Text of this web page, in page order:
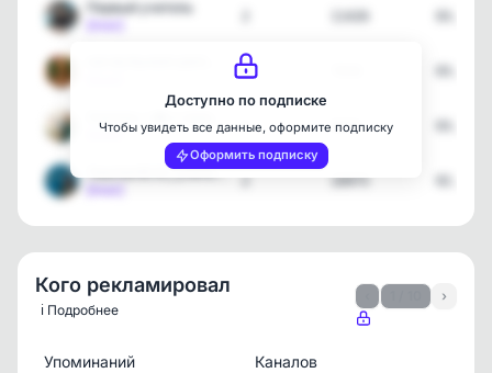
Первый учитель
3
[max]
5 8473
TeacherM.N.| учитель нач…
2 10975
Доступно по подписке
Чтобы увидеть все данные, оформите подписку
Оформить подписку
Кого рекламировал
ℹ️ Подробнее
›
Упоминаний Каналов